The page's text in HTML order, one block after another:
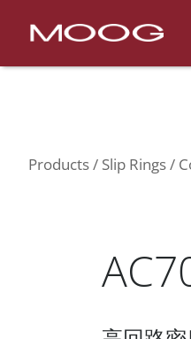
Nav Products Slip
Products Slip Rings